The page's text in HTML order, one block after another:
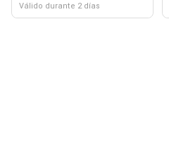
Válido durante 2 días